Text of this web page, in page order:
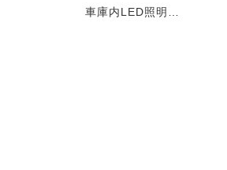
車庫内LED照明…